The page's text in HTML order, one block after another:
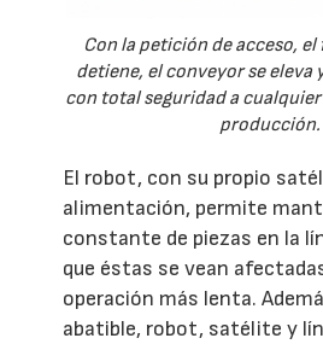
Con la petición de acceso, el
detiene, el conveyor se eleva
con total seguridad a
producción.
El robot, con su propio
alimentación, permite
constante de piezas en la
que éstas se vean
operación más lenta.
abatible, robot, satélite y